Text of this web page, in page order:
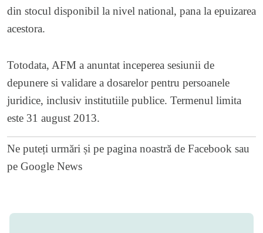
din stocul disponibil la nivel national, pana la epuizarea
acestora.
Totodata, AFM a anuntat inceperea sesiunii de
depunere si validare a dosarelor pentru persoanele
juridice, inclusiv institutiile publice. Termenul limita
este 31 august 2013.
Ne puteți urmări și pe pagina noastră de Facebook sau
pe Google News